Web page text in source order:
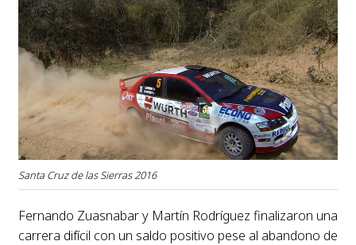
Santa Cruz de las Sierras 2016
Fernando Zuasnabar y Martín Rodríguez finalizaron una
carrera difícil con un saldo positivo pese al abandono de